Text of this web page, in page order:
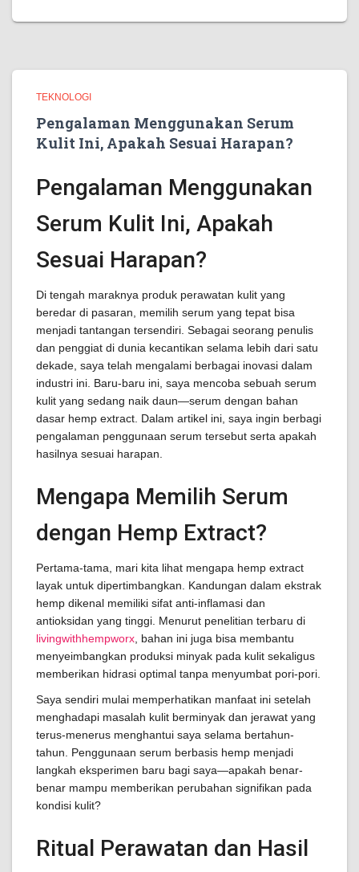
TEKNOLOGI
Pengalaman Menggunakan Serum
Kulit Ini, Apakah Sesuai Harapan?
Pengalaman Menggunakan
Serum Kulit Ini, Apakah
Sesuai Harapan?
Di tengah maraknya produk perawatan kulit yang
beredar di pasaran, memilih serum yang tepat bisa
menjadi tantangan tersendiri. Sebagai seorang penulis
dan penggiat di dunia kecantikan selama lebih dari satu
dekade, saya telah mengalami berbagai inovasi dalam
industri ini. Baru-baru ini, saya mencoba sebuah serum
kulit yang sedang naik daun—serum dengan bahan
dasar hemp extract. Dalam artikel ini, saya ingin berbagi
pengalaman penggunaan serum tersebut serta apakah
hasilnya sesuai harapan.
Mengapa Memilih Serum
dengan Hemp Extract?
Pertama-tama, mari kita lihat mengapa hemp extract
layak untuk dipertimbangkan. Kandungan dalam ekstrak
hemp dikenal memiliki sifat anti-inflamasi dan
antioksidan yang tinggi. Menurut penelitian terbaru di
livingwithhempworx , bahan ini juga bisa membantu
menyeimbangkan produksi minyak pada kulit sekaligus
memberikan hidrasi optimal tanpa menyumbat pori-pori.
Saya sendiri mulai memperhatikan manfaat ini setelah
menghadapi masalah kulit berminyak dan jerawat yang
terus-menerus menghantui saya selama bertahun-
tahun. Penggunaan serum berbasis hemp menjadi
langkah eksperimen baru bagi saya—apakah benar-
benar mampu memberikan perubahan signifikan pada
kondisi kulit?
Ritual Perawatan dan Hasil